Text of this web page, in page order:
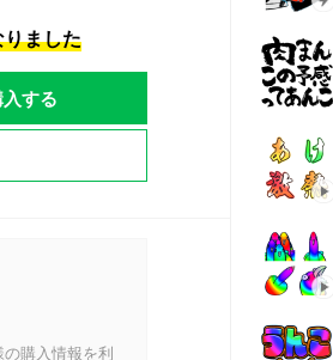
ました
する
購入情報を利